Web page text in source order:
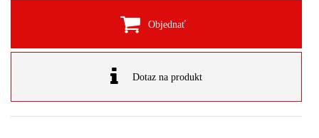
Objednať
Dotaz na produkt